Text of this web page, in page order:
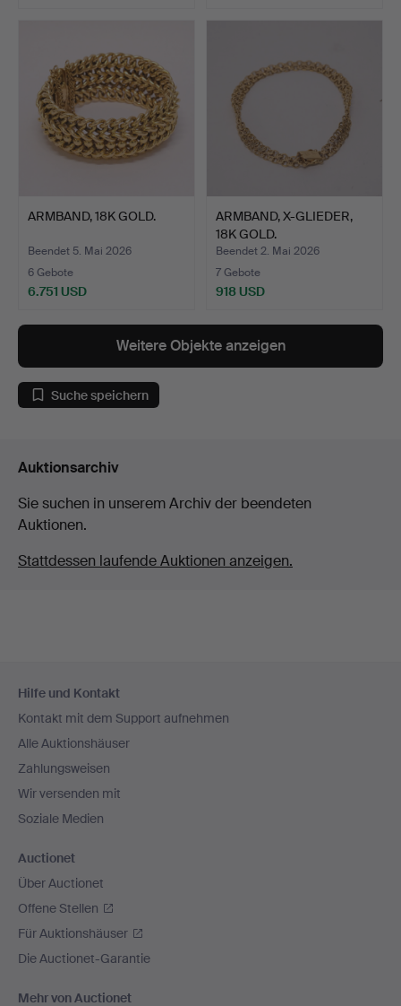
ARMBAND, 18K GOLD.
Beendet 5. Mai 2026
6 Gebote
6.751 USD
ARMBAND, X-GLIEDER,
18K GOLD.
Beendet 2. Mai 2026
7 Gebote
918 USD
Weitere Objekte anzeigen
Suche speichern
Auktionsarchiv
Sie suchen in unserem Archiv der beendeten
Auktionen.
Stattdessen laufende Auktionen anzeigen.
Navigation
Hilfe und Kontakt
Kontakt mit dem Support aufnehmen
Alle Auktionshäuser
Zahlungsweisen
Wir versenden mit
Soziale Medien
Auctionet
Über Auctionet
Offene Stellen
Für Auktionshäuser
Die Auctionet-Garantie
Mehr von Auctionet